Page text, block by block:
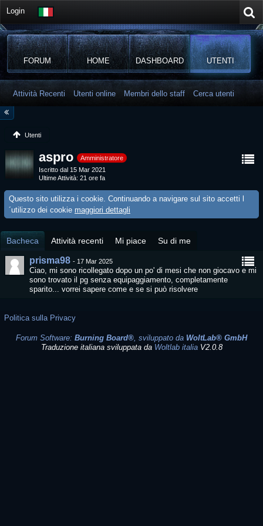
Login
FORUM HOME DASHBOARD UTENTI
Attività Recenti Utenti online Membri dello staff Cerca utenti
Utenti
aspro
Amministratore
Iscritto dal 15 Mar 2021
Ultime Attività 21 ore fa
Questo sito utilizza i cookie. Continuando a navigare sul sito accetti l
´utilizzo dei cookie maggiori dettagli
Bacheca Attività recenti Mi piace Su di me
prisma98 - 17 Mar 2025
Ciao, mi sono ricollegato dopo un po' di mesi che non giocavo e mi
sono trovato il pg senza equipaggiamento, completamente
sparito... vorrei sapere come e se si può risolvere
Politica sulla Privacy
Forum Software: Burning Board®, sviluppato da WoltLab® GmbH
Traduzione italiana sviluppata da Woltlab italiaV2.0.8